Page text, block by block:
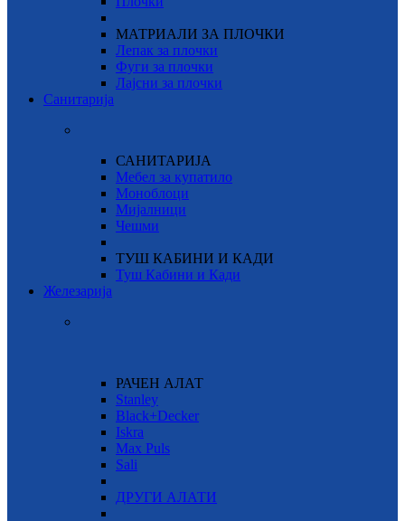
МАТРИАЛИ ЗА ПЛОЧКИ
Лепак за плочки
Фуги за плочки
Лајсни за плочки
Санитарија
САНИТАРИЈА
Мебел за купатило
Моноблоци
Мијалници
Чешми
ТУШ КАБИНИ И КАДИ
Туш Кабини и Кади
Железарија
РАЧЕН АЛАТ
Stanley
Black+Decker
Iskra
Max Puls
Sali
ДРУГИ АЛАТИ